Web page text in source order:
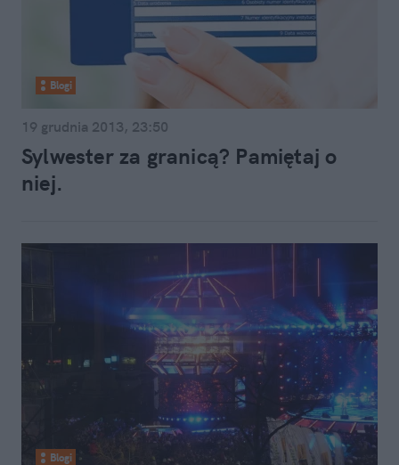
Blogi
19 grudnia 2013, 23:50
Sylwester za granicą? Pamiętaj o
niej.
Blogi